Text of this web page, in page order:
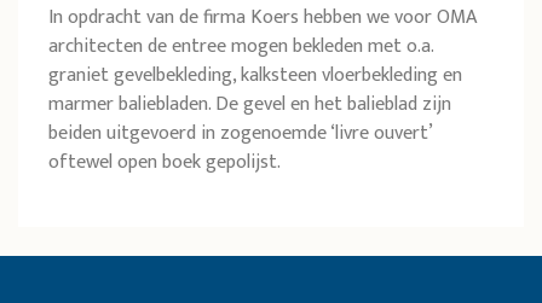
In opdracht van de firma Koers hebben we voor OMA
architecten de entree mogen bekleden met o.a.
graniet gevelbekleding, kalksteen vloerbekleding en
marmer baliebladen. De gevel en het balieblad zijn
beiden uitgevoerd in zogenoemde ‘livre ouvert’
oftewel open boek gepolijst.